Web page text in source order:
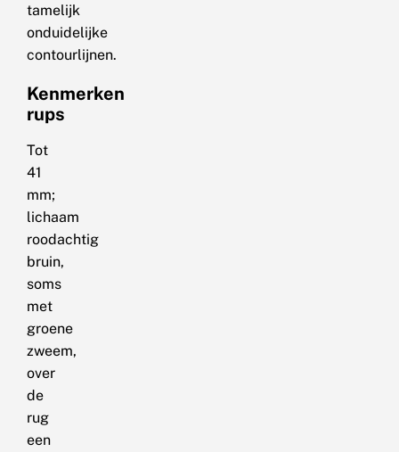
tamelijk
onduidelijke
contourlijnen.
Kenmerken
rups
Tot
41
mm;
lichaam
roodachtig
bruin,
soms
met
groene
zweem,
over
de
rug
een